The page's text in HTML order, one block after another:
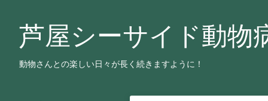
芦屋シーサイド動物
動物さんとの楽しい日々が長く続きますように！